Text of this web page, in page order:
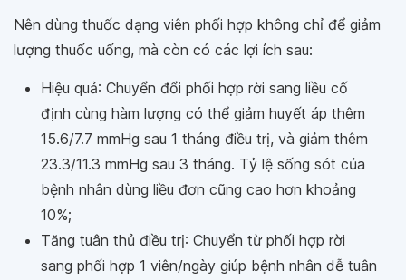
Nên dùng thuốc dạng viên phối hợp không chỉ để giảm
lượng thuốc uống, mà còn có các lợi ích sau:
Hiệu quả: Chuyển đổi phối hợp rời sang liều cố
định cùng hàm lượng có thể giảm huyết áp thêm
15.6/7.7 mmHg sau 1 tháng điều trị, và giảm thêm
23.3/11.3 mmHg sau 3 tháng. Tỷ lệ sống sót của
bệnh nhân dùng liều đơn cũng cao hơn khoảng
10%;
Tăng tuân thủ điều trị: Chuyển từ phối hợp rời
sang phối hợp 1 viên/ngày giúp bệnh nhân dễ tuân